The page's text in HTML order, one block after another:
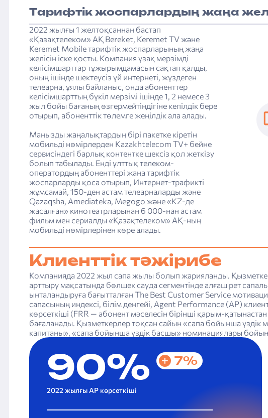
Тарифтік жоспарлардың жаңа
2022 жылғы 1 желтоқсаннан бастап
«Қазақтелеком» АҚ Bereket, Keremet TV және
Keremet Mobile тарифтік жоспарларының жаңа
желісін іске қосты. Компания ұзақ мерзімді
келісімшарттар тұжырымдамасын сақтап қалды,
оның ішінде шектеусіз үй интернеті, жүздеген
телеарна, ұялы байланыс, онда абоненттер
келісімшарттың бүкіл мерзімі ішінде 1, 2 немесе 3
жыл бойы бағаның өзгермейтіндігіне кепілдік бере
отырып, абоненттік төлемге жеңілдік ала алады.
Маңызды жаңалықтардың бірі пакетке кіретін
мобильді нөмірлерден Kazakhtelecom TV+ бейне
сервисіндегі барлық контентке шексіз қол жеткізу
болып табылады. Енді ұлттық телеком-
оператордың абоненттері жаңа тарифтік
жоспарларды қоса отырып, Интернет-трафикті
жұмсамай, 150-ден астам телеарналарды және
Qazaqsha, Amediateka, Megogo және «KZ-де
жасалған» кинотеатрларынан 6 000-нан астам
фильм мен сериалды «Қазақтелеком» АҚ-ның
мобильді нөмірлерінен көре алады.
Клиенттік тәжірибе
Компанияда 2022 жыл сапа жылы болып жарияланды.
арттыру мақсатында бөлшек сауда сегментінде алғаш рет
ынталандыруға бағытталған The Best Customer Service
сапасының индексі, білім деңгейі, Agent Performance (АР)
көрсеткіші (FRR — абонент мәселесін бірінші қарым-
бағаланады. Қызметкерлер тоқсан сайын «сапа бойынша
капитаны», «сапа бойынша үздік басшы» номинациялары
90% 7%
2022 жылғы АР көрсеткіші